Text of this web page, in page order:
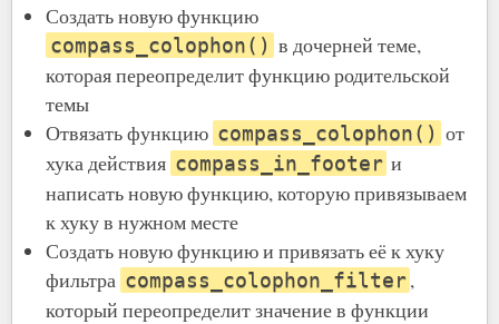
Создать новую функцию
compass_colophon() в дочерней теме,
которая переопределит функцию родительской
темы
Отвязать функцию compass_colophon() от
хука действия compass_in_footer и
написать новую функцию, которую привязываем
к хуку в нужном месте
Создать новую функцию и привязать её к хуку
фильтра compass_colophon_filter ,
который переопределит значение в функции